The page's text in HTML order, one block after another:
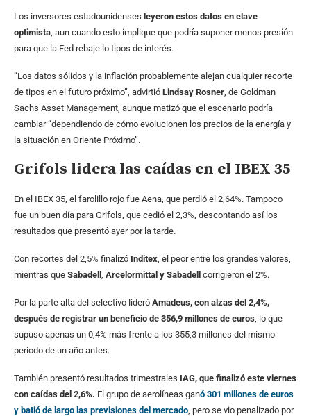
Los inversores estadounidenses leyeron estos datos en clave
optimista , aun cuando esto implique que podría suponer menos presión
para que la Fed rebaje lo tipos de interés.
“Los datos sólidos y la inflación probablemente alejan cualquier recorte
de tipos en el futuro próximo”, advirtió Lindsay Rosner , de Goldman
Sachs Asset Management, aunque matizó que el escenario podría
cambiar “dependiendo de cómo evolucionen los precios de la energía y
la situación en Oriente Próximo”.
Grifols lidera las caídas en el IBEX 35
En el IBEX 35, el farolillo rojo fue Aena, que perdió el 2,64%. Tampoco
fue un buen día para Grifols, que cedió el 2,3%, descontando así los
resultados que presentó ayer por la tarde.
Con recortes del 2,5% finalizó Inditex , el peor entre los grandes valores,
mientras que Sabadell Arcelormittal y Sabadell corrigieron el 2%.
Por la parte alta del selectivo lideró Amadeus, con alzas del 2,4%,
después de registrar un beneficio de 356,9 millones de euros , lo que
supuso apenas un 0,4% más frente a los 355,3 millones del mismo
periodo de un año antes.
También presentó resultados trimestrales IAG, que finalizó este viernes
con caídas del 2,6%. El grupo de aerolíneas ganó 301 millones de euros
y batió de largo las previsiones del mercado , pero se vio penalizado por